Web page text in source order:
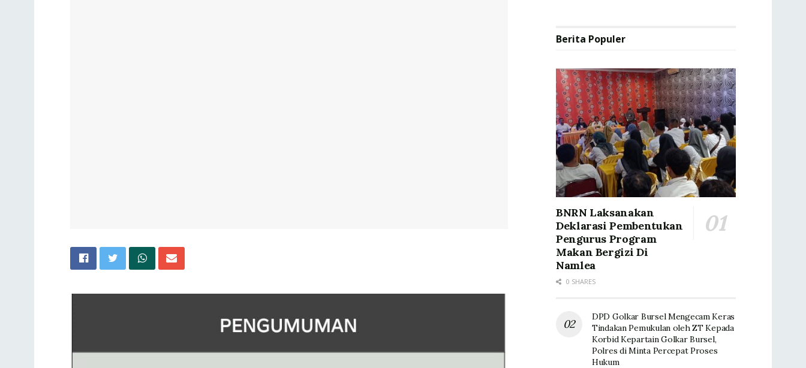
Berita Populer
BNRN Laksanakan
Deklarasi Pembentukan
Pengurus Program
Makan Bergizi Di
Namlea
0 SHARES
DPD Golkar Bursel Mengecam Keras
Tindakan Pemukulan oleh ZT Kepada
Korbid Kepartain Golkar Bursel,
Polres di Minta Percepat Proses
Hukum